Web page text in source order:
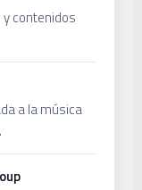
contenidos
a la música